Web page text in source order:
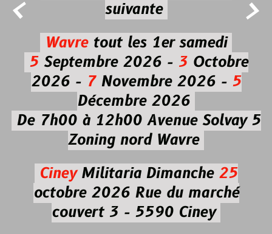
 
suivante
Wavretout les 1er samedi
5Septembre 2026 - 3Octobre
2026 -7Novembre 2026 - 5
Décembre 2026
De 7h00 à 12h00 Avenue Solvay 5
Zoning nord Wavre
CineyMilitaria Dimanche 25
octobre 2026Rue du marché
couvert 3 - 5590 Ciney